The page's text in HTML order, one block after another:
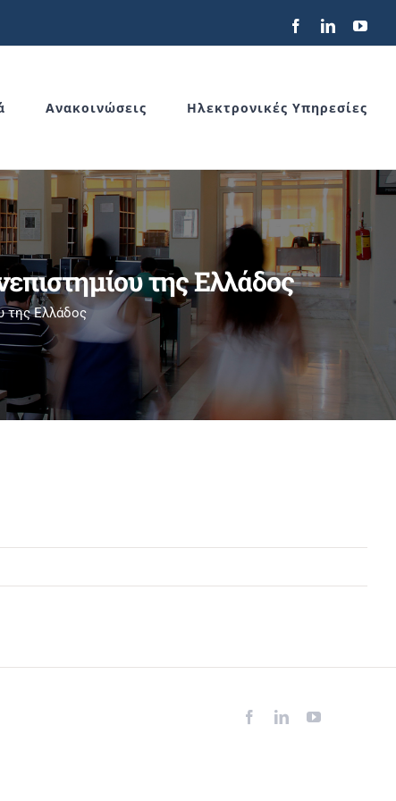
FacebookLinkedIn
Ανακοινώσεις Ηλεκτρονικές Υπηρεσίες
της Ελλάδος
της Ελλάδος
FacebookLinkedInYouTube